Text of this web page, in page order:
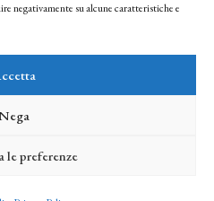
negativamente su alcune caratteristiche e
le preferenze
e dell’Istituto Matteucci